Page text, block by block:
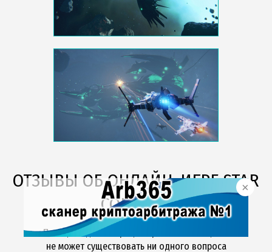
ОТЗЫВЫ ОБ ОНЛАЙН-ИГРЕ STAR
CONFLICT
Позиция администрации проекта такова, что
не может существовать ни одного вопроса